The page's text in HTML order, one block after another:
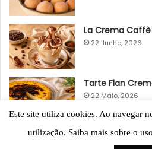
La Crema Caffè
22 Junho, 2026
Tarte Flan
22 Maio, 2026
Este site utiliza cookies. Ao navegar
utilização. Saiba mais sobre o